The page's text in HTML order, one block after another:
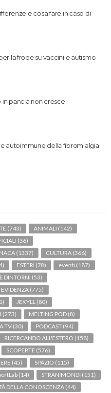
e cosa fare in caso di
la frode su vaccini e autismo
pancia non cresce
autoimmune della fibromialgia
(743) ANIMALI (142)
(36)
(1337) CULTURA (366)
ESTERI (78) eventi (187)
DINTORNI (53)
EVIDENZA(775)
JEKYLL (80)
(273) MELTING POD (8)
TV (30) PODCAST (94)
RICERCANDO ALL'ESTERO (158)
SCOPERTE (576)
(45) SPAZIO (115)
(14) STRANIMONDI (151)
DELLA CONOSCENZA (44)